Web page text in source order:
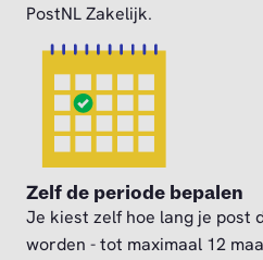
PostNL Zakelijk.
Zelf de periode bepalen
Je kiest zelf hoe lang je post
worden - tot maximaal 12